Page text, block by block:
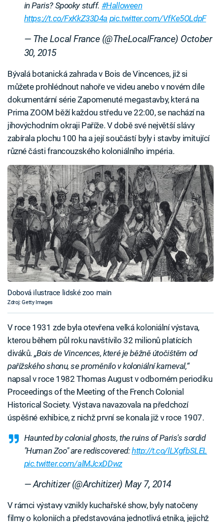
in Paris? Spooky stuff. #Halloween
https://t.co/FxKkZ33D4a pic.twitter.com/VfKe5OLdpF
— The Local France (@TheLocalFrance) October
30, 2015
Bývalá botanická zahrada v Bois de Vincences, již si
můžete prohlédnout nahoře ve videu anebo v novém díle
dokumentární série Zapomenuté megastavby, která na
Prima ZOOM běží každou středu ve 22:00, se nachází na
jihovýchodním okraji Paříže. V době své největší slávy
zabírala plochu 100 ha a její součástí byly i stavby imitující
různé části francouzského koloniálního impéria.
Dobová ilustrace lidské zoo main
Zdroj: Getty Images
V roce 1931 zde byla otevřena velká koloniální výstava,
kterou během půl roku navštívilo 32 milionů platících
diváků. „Bois de Vincences, které je běžně útočištěm od
pařížského shonu, se proměnilo v koloniální karneval,“
napsal v roce 1982 Thomas August v odborném periodiku
Proceedings of the Meeting of the French Colonial
Historical Society. Výstava navazovala na předchozí
úspěšné exhibice, z nichž první se konala již v roce 1907.
Haunted by colonial ghosts, the ruins of Paris's sordid
"Human Zoo" are rediscovered:http://t.co/lLXgfbSLEL
pic.twitter.com/alMJcxDDwz
— Architizer (@Architizer)May 7, 2014
V rámci výstavy vznikly kuchařské show, byly natočeny
filmy o koloniích a představována jednotlivá etnika, jejichž